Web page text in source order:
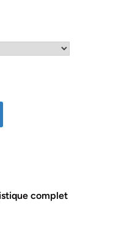
complet